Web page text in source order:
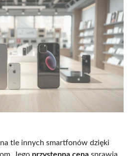
tle innych smartfonów dzięki